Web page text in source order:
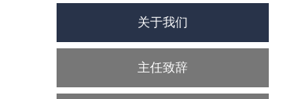
关于我们
主任致辞